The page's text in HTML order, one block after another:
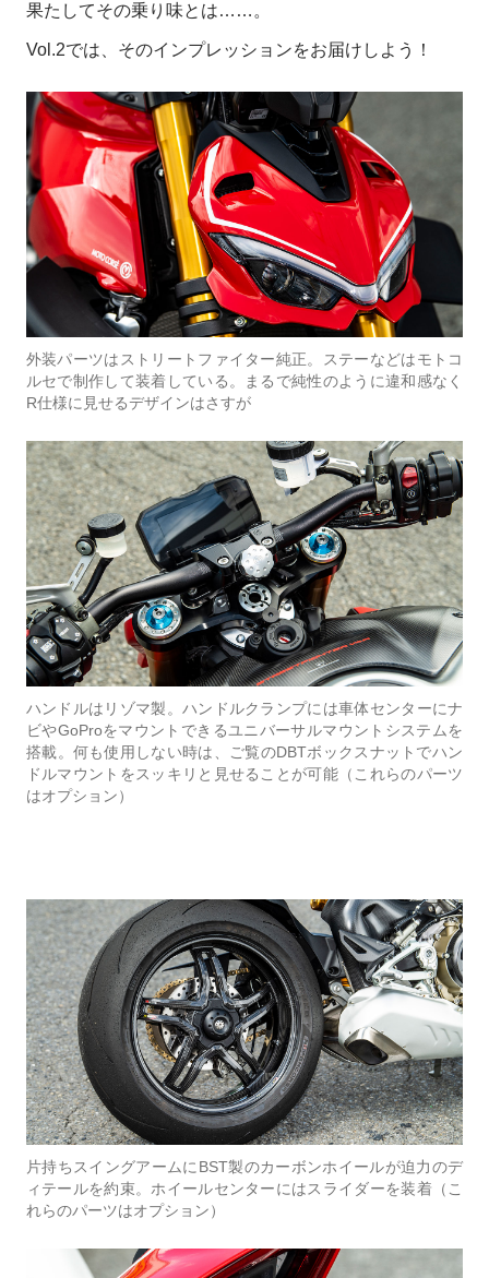
果たしてその乗り味とは……。
Vol.2では、そのインプレッションをお届けしよう！
外装パーツはストリートファイター純正。ステーなどはモトコ
ルセで制作して装着している。まるで純性のように違和感なく
R仕様に見せるデザインはさすが
ハンドルはリゾマ製。ハンドルクランプには車体センターにナ
ビやGoProをマウントできるユニバーサルマウントシステムを
搭載。何も使用しない時は、ご覧のDBTボックスナットでハン
ドルマウントをスッキリと見せることが可能（これらのパーツ
はオプション）
片持ちスイングアームにBST製のカーボンホイールが迫力のデ
ィテールを約束。ホイールセンターにはスライダーを装着（こ
れらのパーツはオプション）